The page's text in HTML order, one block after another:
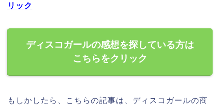
リック
ディスコガールの感想を探している方は
こちらをクリック
もしかしたら、こちらの記事は、ディスコガールの商